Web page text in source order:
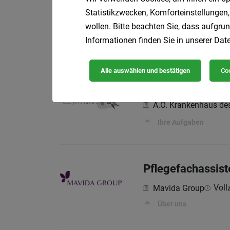
Diakoniewerk
Ihr Aufgabengebiet
Diplomiertes
A.Ö. Krankenhaus
Ihre Aufgaben
Mavida Group
Über uns
Statistikzwecken,
wollen. Bitte beachten Sie, dass
Informationen finden Sie in unserer
Alle auswählen und bestätigen